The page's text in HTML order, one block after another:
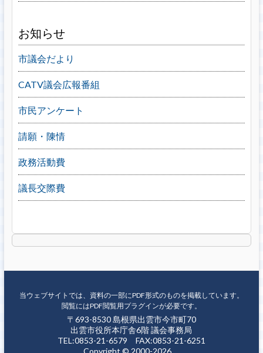
お知らせ
市議会だより
CATV議会広報番組
市民アンケート
請願・陳情
政務活動費
議長交際費
当ウェブサイトでは、資料の一部にPDF形式のものを掲載しています。
閲覧にはPDF閲覧用プラグインが必要です。
〒693-8530 島根県出雲市今市町70
出雲市役所本庁舎6階 議会事務局
TEL:0853-21-6579 FAX:0853-21-6251
Copyright © 2000-2026